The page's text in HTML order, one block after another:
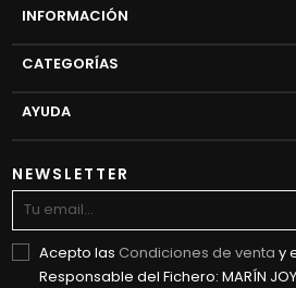
INFORMACIÓN
CATEGORÍAS
AYUDA
NEWSLETTER
Acepto las Condiciones de venta y
Responsable del Fichero: MARÍN